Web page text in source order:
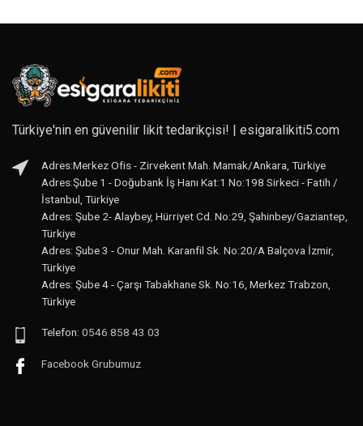
Türkiye'nin en güvenilir likit tedarikçisi! | esigaralikiti5.com
Adres:Merkez Ofis - Zirvekent Mah. Mamak/Ankara, Türkiye
Adres:Şube 1 - Doğubank İş Hanı Kat:1 No:198 Sirkeci - Fatih /
İstanbul, Türkiye
Adres: Şube 2- Alaybey, Hürriyet Cd. No:29, Şahinbey/Gaziantep,
Türkiye
Adres: Şube 3 - Onur Mah. Karanfil Sk. No:20/A Balçova İzmir,
Türkiye
Adres: Şube 4 - Çarşı Tabakhane Sk. No:16, Merkez Trabzon,
Türkiye
Telefon: 0546 858 43 03
Facebook Grubumuz